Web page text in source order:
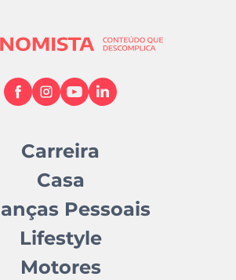
Carreira
Casa
Pessoais
Lifestyle
Motores